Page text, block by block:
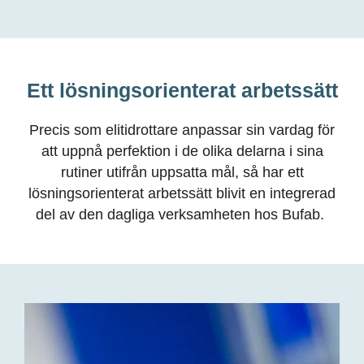
Ett lösningsorienterat arbetssätt
Precis som elitidrottare anpassar sin vardag för
att uppnå perfektion i de olika delarna i sina
rutinerutifrån uppsatta mål, så har ett
lösningsorienterat arbetssätt blivit en integrerad
del av den dagliga verksamheten hos Bufab.